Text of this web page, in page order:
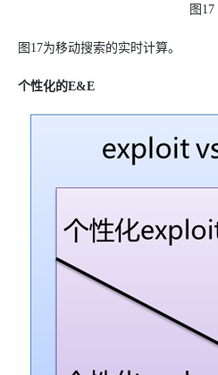
图17
图17为移动搜索的实时计算。
个性化的E&E